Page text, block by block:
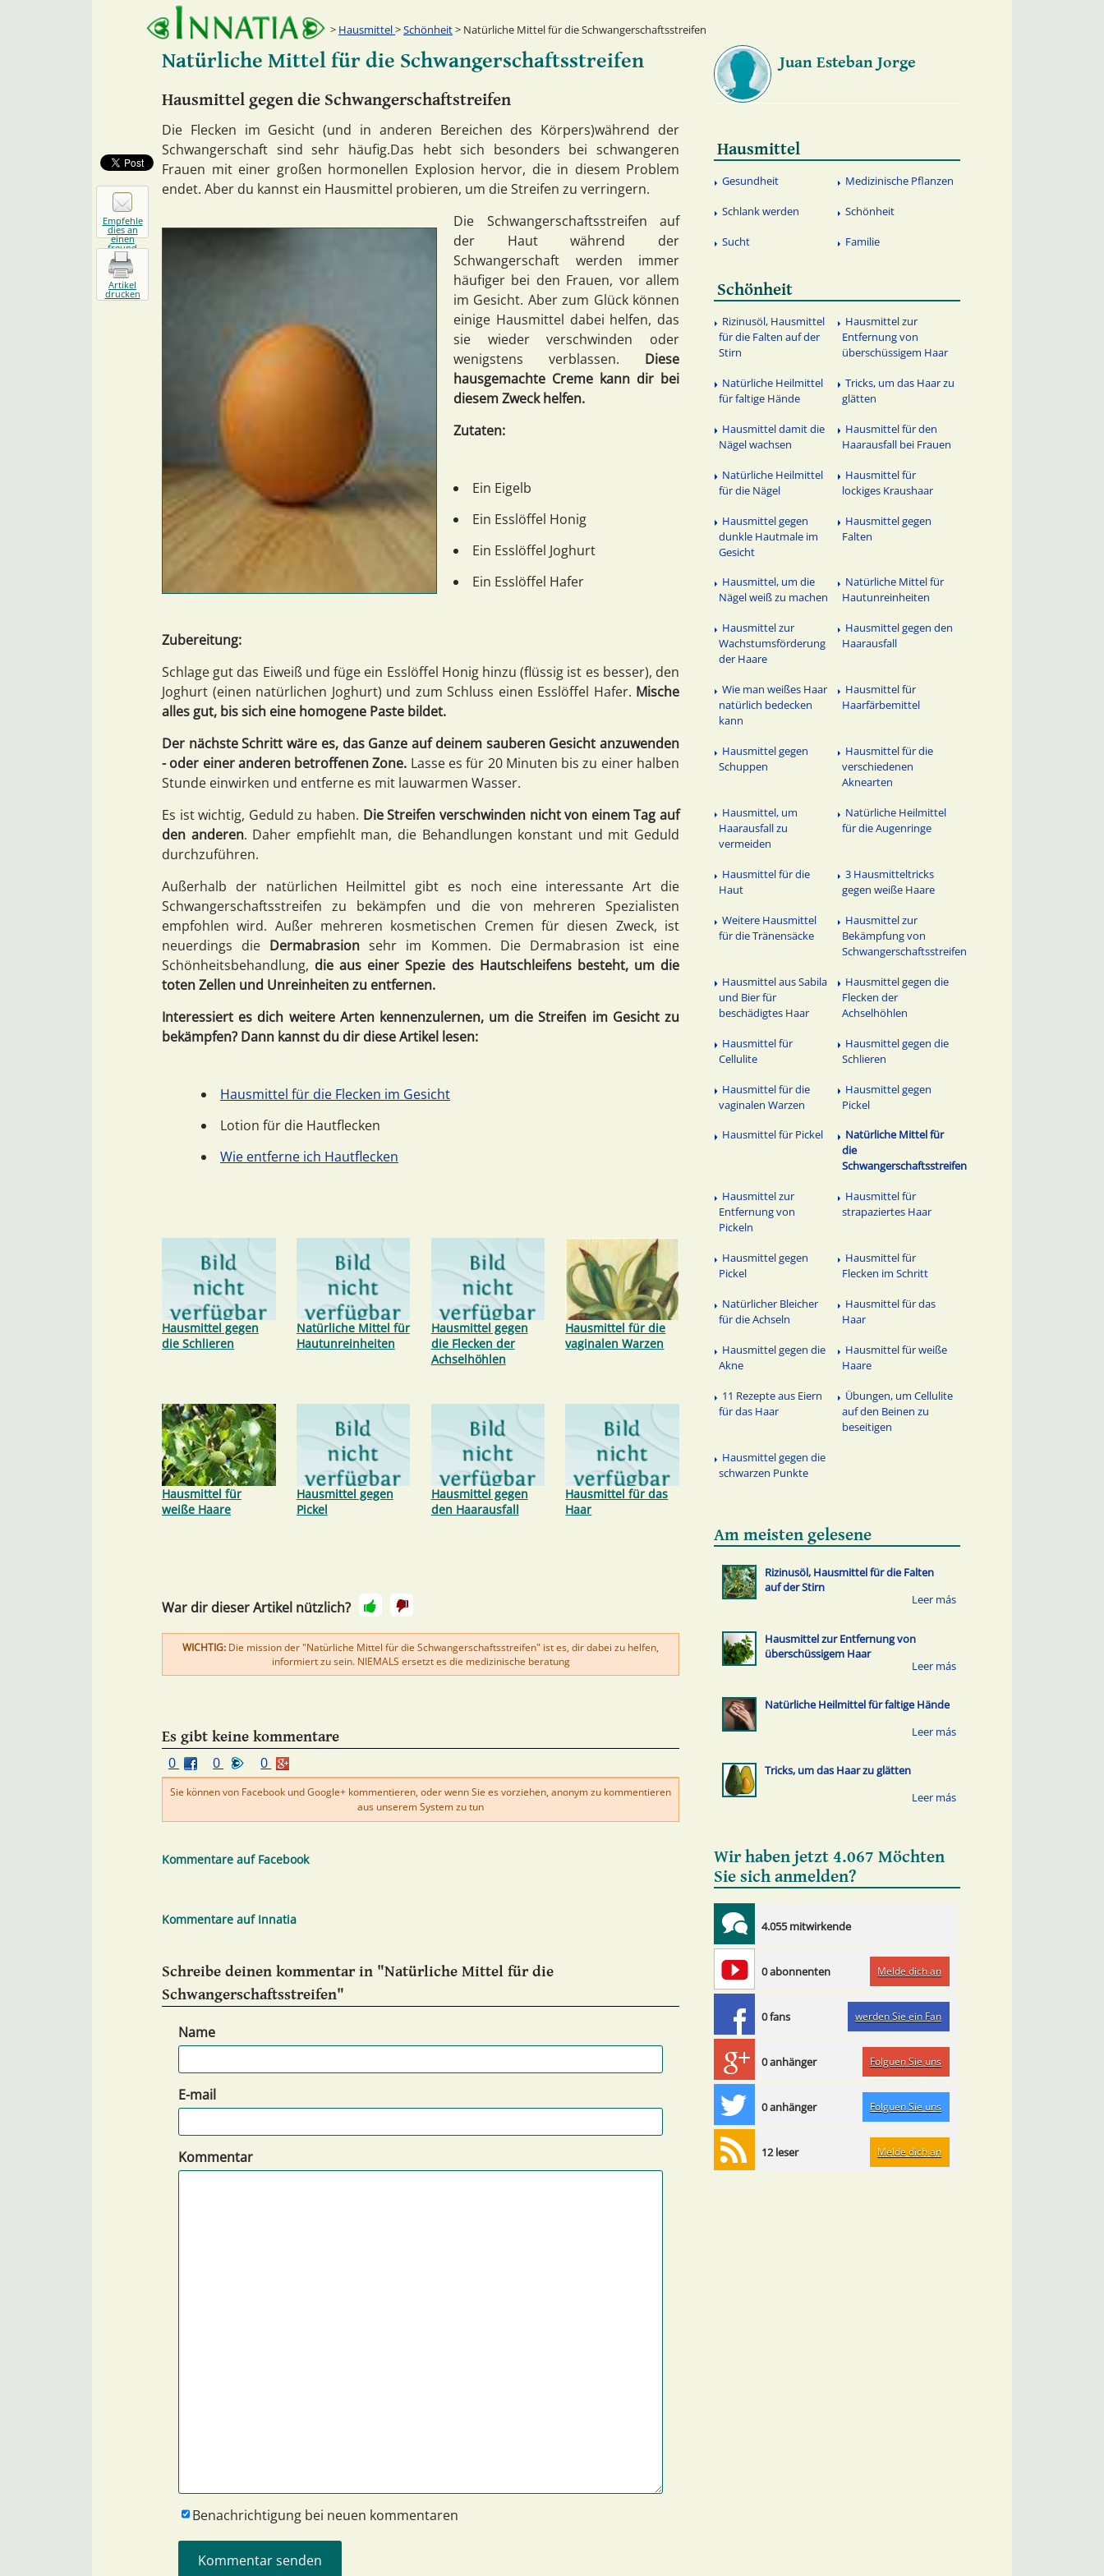
Hausmittel>Schönheit> Natürliche Mittel für die Schwangerschaftsstreifen
Natürliche Mittel für die Schwangerschaftsstreifen
Hausmittel gegen die Schwangerschaftstreifen
Die Flecken im Gesicht (und in anderen Bereichen des Körpers)während der
Schwangerschaft sind sehr häufig.Das hebt sich besonders bei schwangeren
Frauen mit einer großen hormonellen Explosion hervor, die in diesem Problem
endet. Aber du kannst ein Hausmittel probieren, um die Streifen zu verringern.
Die Schwangerschaftsstreifen auf
der Haut während der
Schwangerschaft werden immer
häufiger bei den Frauen, vor allem
im Gesicht. Aber zum Glück können
einige Hausmittel dabei helfen, das
sie wieder verschwinden oder
wenigstens verblassen. Diese
hausgemachte Creme kann dir bei
diesem Zweck helfen.
Zutaten:
Ein Eigelb
Ein Esslöffel Honig
Ein Esslöffel Joghurt
Ein Esslöffel Hafer
Zubereitung:
Schlage gut das Eiweiß und füge ein Esslöffel Honig hinzu (flüssig ist es besser), den
Joghurt (einen natürlichen Joghurt) und zum Schluss einen Esslöffel Hafer. Mische
alles gut, bis sich eine homogene Paste bildet.
Der nächste Schritt wäre es, das Ganze auf deinem sauberen Gesicht anzuwenden
- oder einer anderen betroffenen Zone. Lasse es für 20 Minuten bis zu einer halben
Stunde einwirken und entferne es mit lauwarmen Wasser.
Es ist wichtig, Geduld zu haben. Die Streifen verschwinden nicht von einem Tag auf
den anderen. Daher empfiehlt man, die Behandlungen konstant und mit Geduld
durchzuführen.
Außerhalb der natürlichen Heilmittel gibt es noch eine interessante Art die
Schwangerschaftsstreifen zu bekämpfen und die von mehreren Spezialisten
empfohlen wird. Außer mehreren kosmetischen Cremen für diesen Zweck, ist
neuerdings die Dermabrasion sehr im Kommen. Die Dermabrasion ist eine
Schönheitsbehandlung, die aus einer Spezie des Hautschleifens besteht, um die
toten Zellen und Unreinheiten zu entfernen.
Interessiert es dich weitere Arten kennenzulernen, um die Streifen im Gesicht zu
bekämpfen? Dann kannst du dir diese Artikel lesen:
Hausmittel für die Flecken im Gesicht
Lotion für die Hautflecken
Wie entferne ich Hautflecken
Hausmittel gegen
die Schlieren
Natürliche Mittel für
Hautunreinheiten
Hausmittel gegen
die Flecken der
Achselhöhlen
Hausmittel für die
vaginalen Warzen
Hausmittel für
weiße Haare
Hausmittel gegen
Pickel
Hausmittel gegen
den Haarausfall
Hausmittel für das
Haar
War dir dieser Artikel nützlich?
WICHTIG: Die mission der "Natürliche Mittel für die Schwangerschaftsstreifen" ist es, dir dabei zu helfen,
informiert zu sein. NIEMALS ersetzt es die medizinische beratung
Es gibt keine kommentare
0
0 0
Sie können von Facebook und Google+ kommentieren, oder wenn Sie es vorziehen, anonym zu kommentieren
aus unserem System zu tun
Kommentare auf Facebook
Kommentare auf Innatia
Schreibe deinen kommentar in "Natürliche Mittel für die
Schwangerschaftsstreifen"
Name
E-mail
Kommentar
Benachrichtigung bei neuen kommentaren
Juan Esteban Jorge
Hausmittel
Gesundheit Medizinische Pflanzen
Schlank werden Schönheit
Sucht Familie
Schönheit
Rizinusöl, Hausmittel
für die Falten auf der
Stirn
Hausmittel zur
Entfernung von
überschüssigem Haar
Natürliche Heilmittel
für faltige Hände
Tricks, um das Haar zu
glätten
Hausmittel damit die
Nägel wachsen
Hausmittel für den
Haarausfall bei Frauen
Natürliche Heilmittel
für die Nägel
Hausmittel für
lockiges Kraushaar
Hausmittel gegen
dunkle Hautmale im
Gesicht
Hausmittel gegen
Falten
Hausmittel, um die
Nägel weiß zu machen
Natürliche Mittel für
Hautunreinheiten
Hausmittel zur
Wachstumsförderung
der Haare
Hausmittel gegen den
Haarausfall
Wie man weißes Haar
natürlich bedecken
kann
Hausmittel für
Haarfärbemittel
Hausmittel gegen
Schuppen
Hausmittel für die
verschiedenen
Aknearten
Hausmittel, um
Haarausfall zu
vermeiden
Natürliche Heilmittel
für die Augenringe
Hausmittel für die
Haut
3 Hausmitteltricks
gegen weiße Haare
Weitere Hausmittel
für die Tränensäcke
Hausmittel zur
Bekämpfung von
Schwangerschaftsstreifen
Hausmittel aus Sabila
und Bier für
beschädigtes Haar
Hausmittel gegen die
Flecken der
Achselhöhlen
Hausmittel für
Cellulite
Hausmittel gegen die
Schlieren
Hausmittel für die
vaginalen Warzen
Hausmittel gegen
Pickel
Hausmittel für Pickel
Natürliche Mittel für
die
Schwangerschaftsstreifen
Hausmittel zur
Entfernung von
Pickeln
Hausmittel für
strapaziertes Haar
Hausmittel gegen
Pickel
Hausmittel für
Flecken im Schritt
Natürlicher Bleicher
für die Achseln
Hausmittel für das
Haar
Hausmittel gegen die
Akne
Hausmittel für weiße
Haare
11 Rezepte aus Eiern
für das Haar
Übungen, um Cellulite
auf den Beinen zu
beseitigen
Hausmittel gegen die
schwarzen Punkte
Am meisten gelesene
Rizinusöl, Hausmittel für die Falten
auf der Stirn
Hausmittel zur Entfernung von
überschüssigem Haar
Natürliche Heilmittel für faltige Hände
Tricks, um das Haar zu glätten
Wir haben jetzt 4.067 Möchten
Sie sich anmelden?
4.055 mitwirkende
0 abonnenten Melde dich an
0 fans werden Sie ein Fan
0 anhänger Folguen Sie uns
0 anhänger Folguen Sie uns
12 leser Melde dich an
Empfehle
dies an
einen
freund
Artikel
drucken